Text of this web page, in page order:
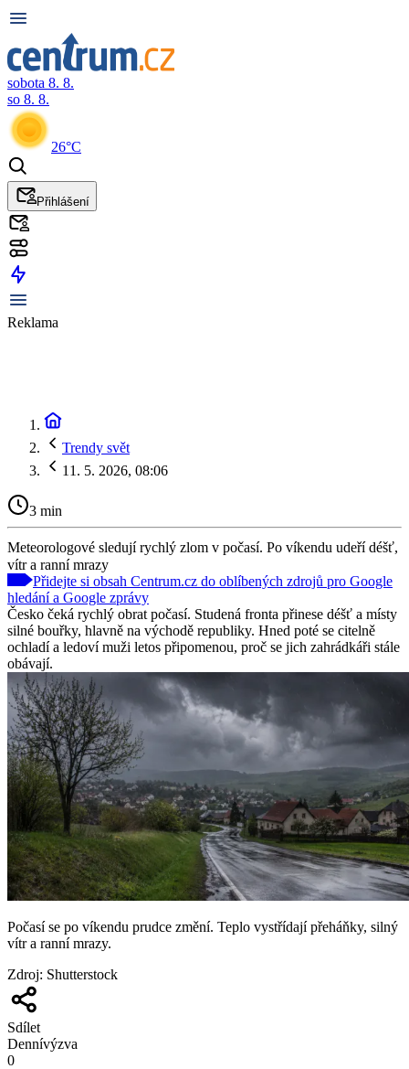
sobota 8. 8.
so 8. 8.
26°C
Přihlášení
Reklama
Trendy svět
11. 5. 2026, 08:06
3 min
Meteorologové sledují rychlý zlom v počasí. Po víkendu udeří déšť,
vítr a ranní mrazy
Přidejte si obsah Centrum.cz do oblíbených zdrojů pro Google
hledání a Google zprávy
Česko čeká rychlý obrat počasí. Studená fronta přinese déšť a místy
silné bouřky, hlavně na východě republiky. Hned poté se citelně
ochladí a ledoví muži letos připomenou, proč se jich zahrádkáři stále
obávají.
Počasí se po víkendu prudce změní. Teplo vystřídají přeháňky, silný
vítr a ranní mrazy.
Zdroj: Shutterstock
Sdílet
Dennívýzva
0